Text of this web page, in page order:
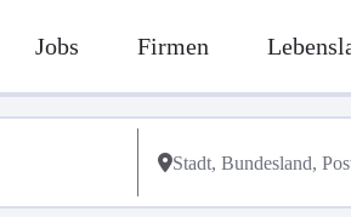
Jobs Firmen